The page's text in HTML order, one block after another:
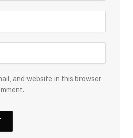
and website in this browser